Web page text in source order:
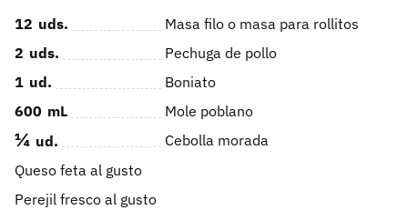
12 uds.
Masa filo o masa para rollitos
2 uds.
Pechuga de pollo
1 ud.
Boniato
600 mL Mole poblano
¼ ud.
Cebolla morada
Queso feta al gusto
Perejil fresco al gusto